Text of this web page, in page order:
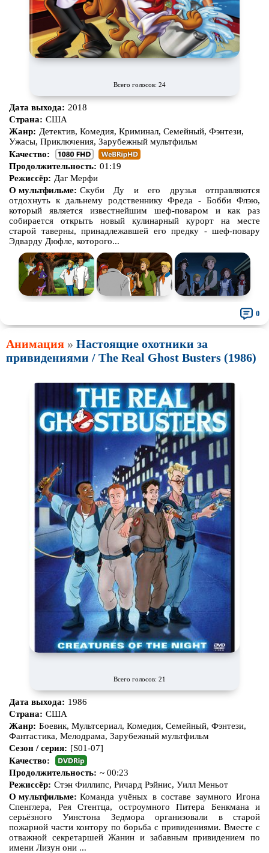
Всего голосов: 24
Дата выхода: 2018
Страна: США
Жанр: Детектив, Комедия, Криминал, Семейный, Фэнтези,
Ужасы, Приключения, Зарубежный мультфильм
Качество:
Продолжительность: 01:19
Режиссёр: Даг Мерфи
О мультфильме: Скуби Ду и его друзья отправляются
отдохнуть к дальнему родственнику Фреда - Бобби Флэю,
который является известнейшим шеф-поваром и как раз
собирается открыть новый кулинарный курорт на месте
старой таверны, принадлежавшей его предку - шеф-повару
Эдварду Дюфле, которого...
0
Анимация » Настоящие охотники за
привидениями / The Real Ghost Busters (1986)
Всего голосов: 21
Дата выхода: 1986
Страна: США
Жанр: Боевик, Мультсериал, Комедия, Семейный, Фэнтези,
Фантастика, Мелодрама, Зарубежный мультфильм
Сезон / серия: [S01-07]
Качество:
Продолжительность: ~ 00:23
Режиссёр: Стэн Филлипс, Ричард Рэйнис, Уилл Меньот
О мультфильме: Команда учёных в составе заумного Игона
Спенглера, Рея Стентца, остроумного Питера Бенкмана и
серьёзного Уинстона Зедмора организовали в старой
пожарной части контору по борьба с привидениями. Вместе с
отважной секретаршей Жанин и забавным привидением по
имени Лизун они ...